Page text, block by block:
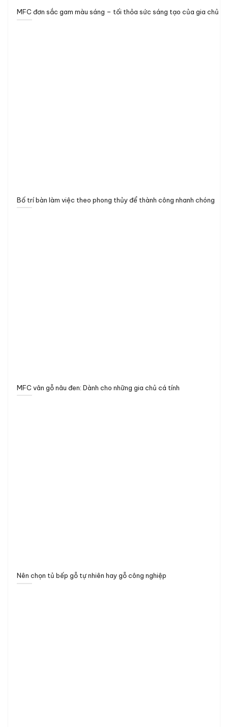
MFC đơn sắc gam màu sáng – tối thỏa sức sáng tạo của gia chủ
Bố trí bàn làm việc theo phong thủy để thành công nhanh chóng
MFC vân gỗ nâu đen: Dành cho những gia chủ cá tính
Nên chọn tủ bếp gỗ tự nhiên hay gỗ công nghiệp